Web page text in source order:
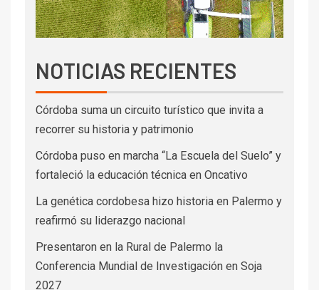
NOTICIAS RECIENTES
Córdoba suma un circuito turístico que invita a
recorrer su historia y patrimonio
Córdoba puso en marcha “La Escuela del Suelo” y
fortaleció la educación técnica en Oncativo
La genética cordobesa hizo historia en Palermo y
reafirmó su liderazgo nacional
Presentaron en la Rural de Palermo la
Conferencia Mundial de Investigación en Soja
2027